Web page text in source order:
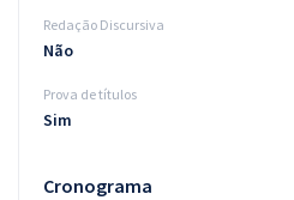
Redação Discursiva
Não
Prova de títulos
Sim
Cronograma